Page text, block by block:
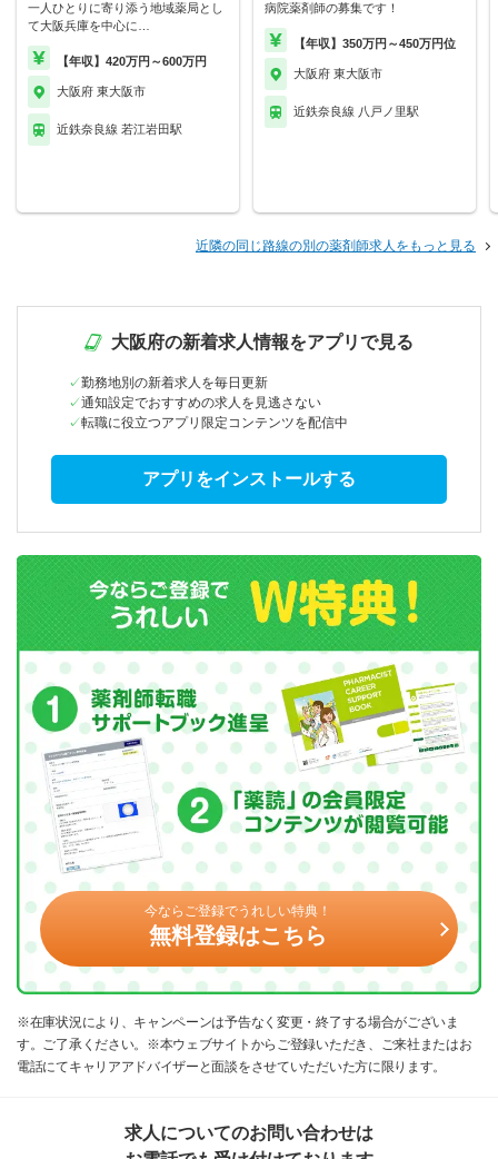
一人ひとりに寄り添う地域薬局とし
て大阪兵庫を中心に…
【年収】420万円～600万円
大阪府 東大阪市
近鉄奈良線 若江岩田駅
病院薬剤師の募集です！
【年収】350万円～450万円位
大阪府 東大阪市
近鉄奈良線 八戸ノ里駅
近隣の同じ路線の別の薬剤師求人をもっと見る
大阪府の新着求人情報をアプリで見る
勤務地別の新着求人を毎日更新
通知設定でおすすめの求人を見逃さない
転職に役立つアプリ限定コンテンツを配信中
アプリをインストールする
今ならご登録でうれしい特典！
無料登録はこちら
※在庫状況により、キャンペーンは予告なく変更・終了する場合がございま
す。ご了承ください。※本ウェブサイトからご登録いただき、ご来社またはお
電話にてキャリアアドバイザーと面談をさせていただいた方に限ります。
求人についてのお問い合わせは